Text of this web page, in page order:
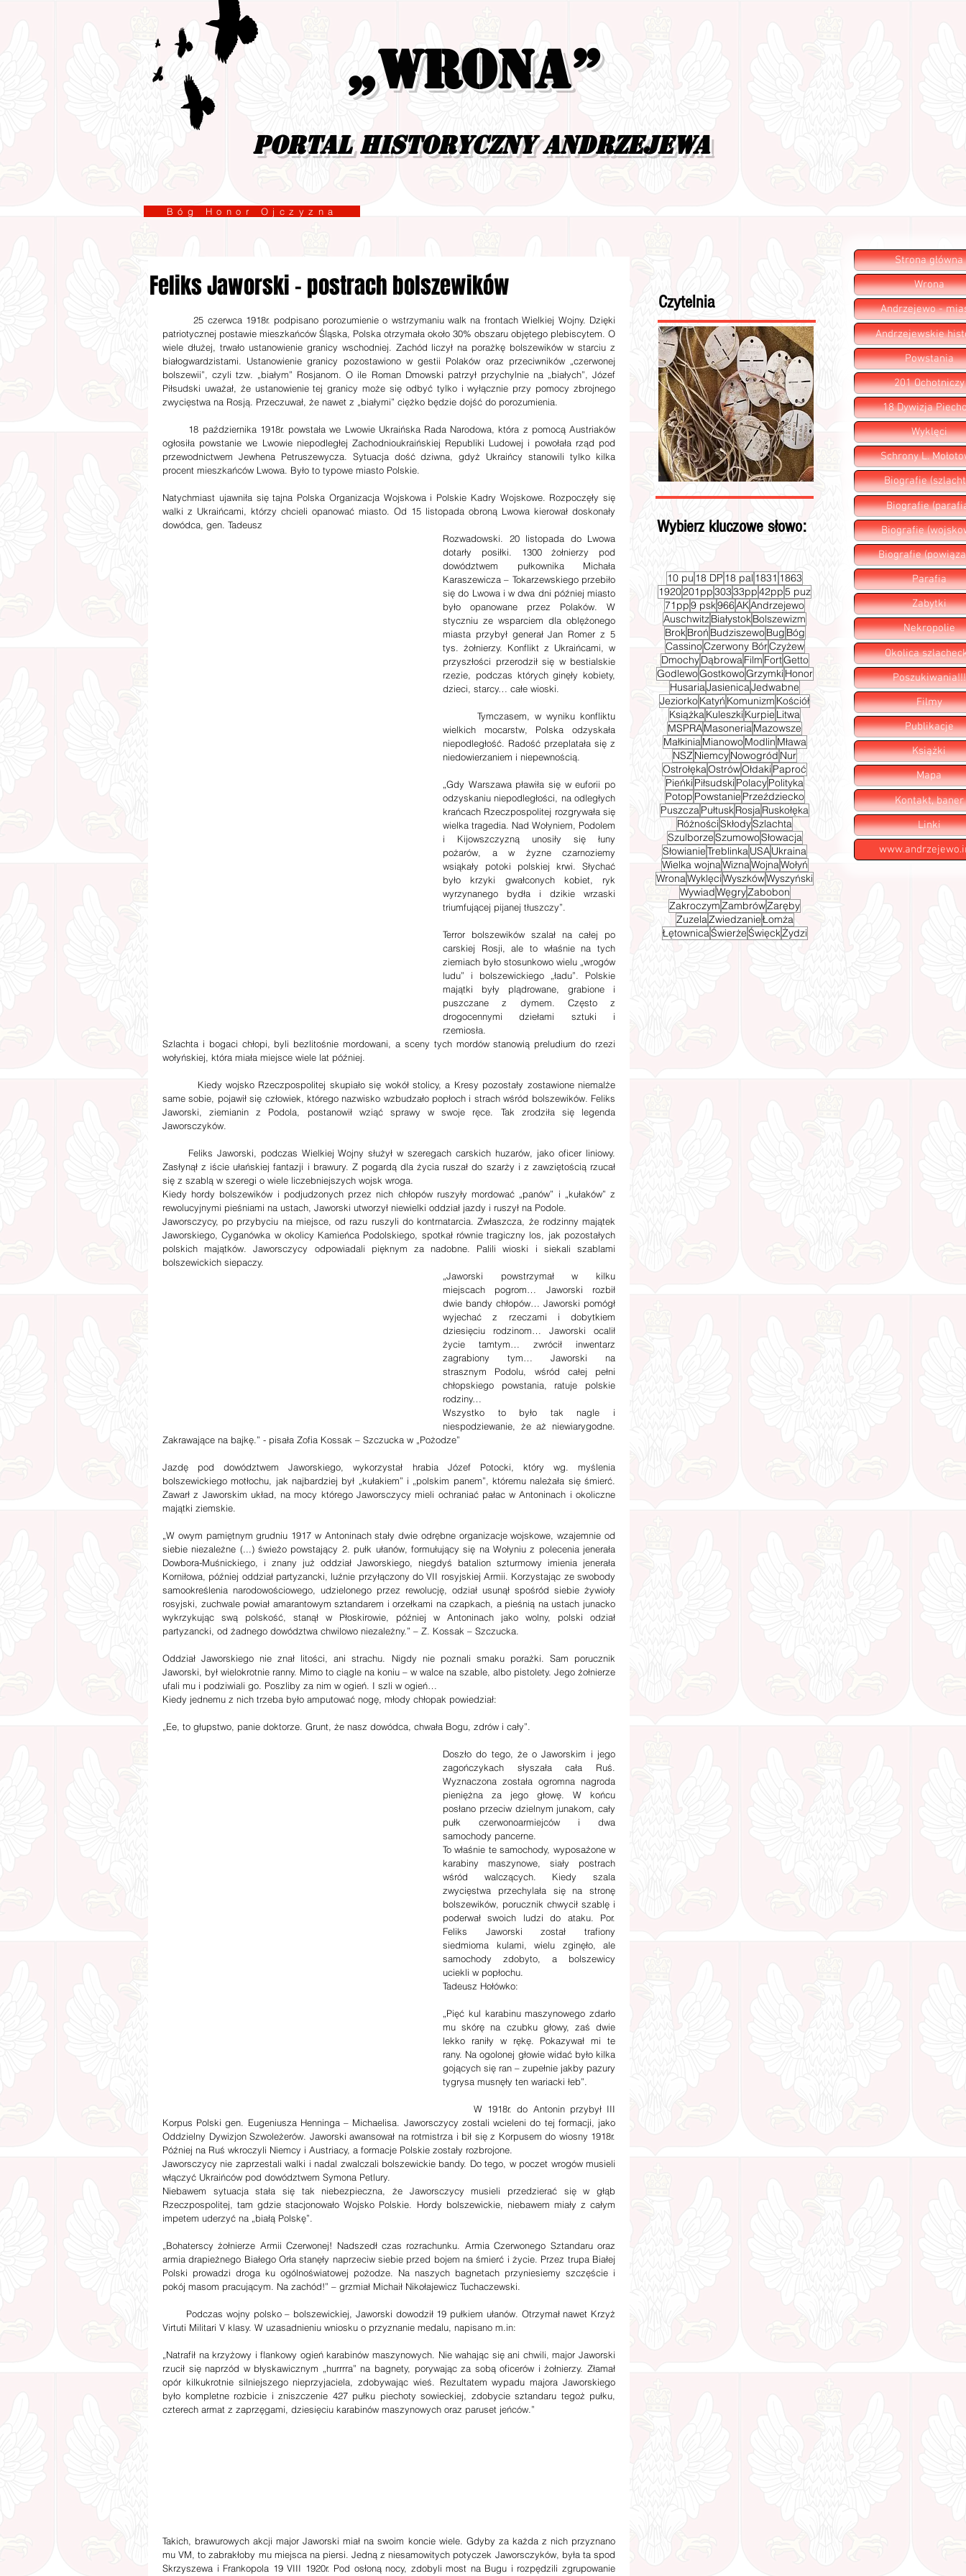
„Wrona”
portal historyczny Andrzejewa
Bóg Honor Ojczyzna
Feliks Jaworski - postrach bolszewików
        25 czerwca 1918r. podpisano porozumienie o wstrzymaniu walk na frontach Wielkiej Wojny. Dzięki
patriotycznej postawie mieszkańców Śląska, Polska otrzymała około 30% obszaru objętego plebiscytem. O
wiele dłużej, trwało ustanowienie granicy wschodniej. Zachód liczył na porażkę bolszewików w starciu z
białogwardzistami. Ustanowienie granicy pozostawiono w gestii Polaków oraz przeciwników „czerwonej
bolszewii”, czyli tzw. „białym” Rosjanom. O ile Roman Dmowski patrzył przychylnie na „białych”, Józef
Piłsudski uważał, że ustanowienie tej granicy może się odbyć tylko i wyłącznie przy pomocy zbrojnego
zwycięstwa na Rosją. Przeczuwał, że nawet z „białymi” ciężko będzie dojść do porozumienia.
ogłosiła powstanie we Lwowie niepodległej Zachodnioukraińskiej Republiki Ludowej i powołała rząd pod
przewodnictwem Jewhena Petruszewycza. Sytuacja dość dziwna, gdyż Ukraińcy stanowili tylko kilka
procent mieszkańców Lwowa. Było to typowe miasto Polskie.
Natychmiast ujawniła się tajna Polska Organizacja Wojskowa i Polskie Kadry Wojskowe. Rozpoczęły się
walki z Ukraińcami, którzy chcieli opanować miasto. Od 15 listopada obroną Lwowa kierował doskonały
dowódca, gen. Tadeusz
Rozwadowski. 20 listopada do Lwowa
dotarły posiłki. 1300 żołnierzy pod
dowództwem pułkownika Michała
Karaszewicza – Tokarzewskiego przebiło
się do Lwowa i w dwa dni później miasto
było opanowane przez Polaków. W
styczniu ze wsparciem dla oblężonego
miasta przybył generał Jan Romer z 5
tys. żołnierzy. Konflikt z Ukraińcami, w
przyszłości przerodził się w bestialskie
rzezie, podczas których ginęły kobiety,
dzieci, starcy… całe wioski.
       Tymczasem, w wyniku konfliktu
wielkich mocarstw, Polska odzyskała
niepodległość. Radość przeplatała się z
niedowierzaniem i niepewnością.
„Gdy Warszawa pławiła się w euforii po
odzyskaniu niepodległości, na odległych
krańcach Rzeczpospolitej rozgrywała się
wielka tragedia. Nad Wołyniem, Podolem
i Kijowszczyzną unosiły się łuny
pożarów, a w żyzne czarnoziemy
wsiąkały potoki polskiej krwi. Słychać
było krzyki gwałconych kobiet, ryk
wyrzynanego bydła i dzikie wrzaski
triumfującej pijanej tłuszczy”.
Terror bolszewików szalał na całej po
carskiej Rosji, ale to właśnie na tych
ziemiach było stosunkowo wielu „wrogów
ludu” i bolszewickiego „ładu”. Polskie
majątki były plądrowane, grabione i
puszczane z dymem. Często z
drogocennymi dziełami sztuki i
rzemiosła.
Szlachta i bogaci chłopi, byli bezlitośnie mordowani, a sceny tych mordów stanowią preludium do rzezi
wołyńskiej, która miała miejsce wiele lat później.
same sobie, pojawił się człowiek, którego nazwisko wzbudzało popłoch i strach wśród bolszewików. Feliks
Jaworski, ziemianin z Podola, postanowił wziąć sprawy w swoje ręce. Tak zrodziła się legenda
Jaworsczyków.
Zasłynął z iście ułańskiej fantazji i brawury. Z pogardą dla życia ruszał do szarży i z zawziętością rzucał
się z szablą w szeregi o wiele liczebniejszych wojsk wroga.
Kiedy hordy bolszewików i podjudzonych przez nich chłopów ruszyły mordować „panów” i „kułaków” z
rewolucyjnymi pieśniami na ustach, Jaworski utworzył niewielki oddział jazdy i ruszył na Podole.
Jaworsczycy, po przybyciu na miejsce, od razu ruszyli do kontrnatarcia. Zwłaszcza, że rodzinny majątek
Jaworskiego, Cyganówka w okolicy Kamieńca Podolskiego, spotkał równie tragiczny los, jak pozostałych
polskich majątków. Jaworsczycy odpowiadali pięknym za nadobne. Palili wioski i siekali szablami
bolszewickich siepaczy.
„Jaworski powstrzymał w kilku
miejscach pogrom… Jaworski rozbił
dwie bandy chłopów… Jaworski pomógł
wyjechać z rzeczami i dobytkiem
dziesięciu rodzinom… Jaworski ocalił
życie tamtym… zwrócił inwentarz
zagrabiony tym… Jaworski na
strasznym Podolu, wśród całej pełni
chłopskiego powstania, ratuje polskie
rodziny…
Wszystko to było tak nagle i
niespodziewanie, że aż niewiarygodne.
Zakrawające na bajkę.” - pisała Zofia Kossak – Szczucka w „Pożodze”
Jazdę pod dowództwem Jaworskiego, wykorzystał hrabia Józef Potocki, który wg. myślenia
bolszewickiego motłochu, jak najbardziej był „kułakiem” i „polskim panem”, któremu należała się śmierć.
Zawarł z Jaworskim układ, na mocy którego Jaworsczycy mieli ochraniać pałac w Antoninach i okoliczne
majątki ziemskie.
„W owym pamiętnym grudniu 1917 w Antoninach stały dwie odrębne organizacje wojskowe, wzajemnie od
siebie niezależne (...) świeżo powstający 2. pułk ułanów, formułujący się na Wołyniu z polecenia jenerała
Dowbora-Muśnickiego, i znany już oddział Jaworskiego, niegdyś batalion szturmowy imienia jenerała
Korniłowa, później oddział partyzancki, luźnie przyłączony do VII rosyjskiej Armii. Korzystając ze swobody
samookreślenia narodowościowego, udzielonego przez rewolucję, odział usunął spośród siebie żywioły
rosyjski, zuchwale powiał amarantowym sztandarem i orzełkami na czapkach, a pieśnią na ustach junacko
wykrzykując swą polskość, stanął w Płoskirowie, później w Antoninach jako wolny, polski odział
partyzancki, od żadnego dowództwa chwilowo niezależny.” – Z. Kossak – Szczucka.
Oddział Jaworskiego nie znał litości, ani strachu. Nigdy nie poznali smaku porażki. Sam porucznik
Jaworski, był wielokrotnie ranny. Mimo to ciągle na koniu – w walce na szable, albo pistolety. Jego żołnierze
ufali mu i podziwiali go. Poszliby za nim w ogień. I szli w ogień…
Kiedy jednemu z nich trzeba było amputować nogę, młody chłopak powiedział:
„Ee, to głupstwo, panie doktorze. Grunt, że nasz dowódca, chwała Bogu, zdrów i cały”.
Doszło do tego, że o Jaworskim i jego
zagończykach słyszała cała Ruś.
Wyznaczona została ogromna nagroda
pieniężna za jego głowę. W końcu
posłano przeciw dzielnym junakom, cały
pułk czerwonoarmiejców i dwa
samochody pancerne.
To właśnie te samochody, wyposażone w
karabiny maszynowe, siały postrach
wśród walczących. Kiedy szala
zwycięstwa przechylała się na stronę
bolszewików, porucznik chwycił szablę i
poderwał swoich ludzi do ataku. Por.
Feliks Jaworski został trafiony
siedmioma kulami, wielu zginęło, ale
samochody zdobyto, a bolszewicy
uciekli w popłochu.
Tadeusz Hołówko:
„Pięć kul karabinu maszynowego zdarło
mu skórę na czubku głowy, zaś dwie
lekko raniły w rękę. Pokazywał mi te
rany. Na ogolonej głowie widać było kilka
gojących się ran – zupełnie jakby pazury
tygrysa musnęły ten wariacki łeb”.
      W 1918r. do Antonin przybył III
Korpus Polski gen. Eugeniusza Henninga – Michaelisa. Jaworsczycy zostali wcieleni do tej formacji, jako
Oddzielny Dywizjon Szwoleżerów. Jaworski awansował na rotmistrza i bił się z Korpusem do wiosny 1918r.
Później na Ruś wkroczyli Niemcy i Austriacy, a formacje Polskie zostały rozbrojone.
Jaworsczycy nie zaprzestali walki i nadal zwalczali bolszewickie bandy. Do tego, w poczet wrogów musieli
włączyć Ukraińców pod dowództwem Symona Petlury.
Niebawem sytuacja stała się tak niebezpieczna, że Jaworsczycy musieli przedzierać się w głąb
Rzeczpospolitej, tam gdzie stacjonowało Wojsko Polskie. Hordy bolszewickie, niebawem miały z całym
impetem uderzyć na „białą Polskę”.
„Bohaterscy żołnierze Armii Czerwonej! Nadszedł czas rozrachunku. Armia Czerwonego Sztandaru oraz
armia drapieżnego Białego Orła stanęły naprzeciw siebie przed bojem na śmierć i życie. Przez trupa Białej
Polski prowadzi droga ku ogólnoświatowej pożodze. Na naszych bagnetach przyniesiemy szczęście i
pokój masom pracującym. Na zachód!” – grzmiał Michaił Nikołajewicz Tuchaczewski.
Virtuti Militari V klasy. W uzasadnieniu wniosku o przyznanie medalu, napisano m.in:
„Natrafił na krzyżowy i flankowy ogień karabinów maszynowych. Nie wahając się ani chwili, major Jaworski
rzucił się naprzód w błyskawicznym „hurrrra” na bagnety, porywając za sobą oficerów i żołnierzy. Złamał
opór kilkukrotnie silniejszego nieprzyjaciela, zdobywając wieś. Rezultatem wypadu majora Jaworskiego
było kompletne rozbicie i zniszczenie 427 pułku piechoty sowieckiej, zdobycie sztandaru tegoż pułku,
czterech armat z zaprzęgami, dziesięciu karabinów maszynowych oraz paruset jeńców.”
Takich, brawurowych akcji major Jaworski miał na swoim koncie wiele. Gdyby za każda z nich przyznano
mu VM, to zabrakłoby mu miejsca na piersi. Jedną z niesamowitych potyczek Jaworsczyków, była ta spod
Skrzyszewa i Frankopola 19 VIII 1920r. Pod osłoną nocy, zdobyli most na Bugu i rozpędzili zgrupowanie
Czytelnia
Wybierz kluczowe słowo:
10 pu 18 DP 18 pal 1831 1863
1920201pp30333pp42pp5 puz
71pp9 psk966AKAndrzejewo
AuschwitzBiałystokBolszewizm
BrokBroń BudziszewoBug Bóg
CassinoCzerwony BórCzyżew
DmochyDąbrowaFilm FortGetto
GodlewoGostkowoGrzymki Honor
HusariaJasienicaJedwabne
JeziorkoKatyń Komunizm Kościół
KsiążkaKuleszki Kurpie Litwa
MSPRAMasoneriaMazowsze
MałkiniaMianowoModlin Mława
NSZ NiemcyNowogród Nur
OstrołękaOstrówOłdaki Paproć
Pieńki Piłsudski PolacyPolityka
Potop Powstanie Przeździecko
PuszczaPułtuskRosjaRuskołęka
RóżnościSkłodySzlachta
SzulborzeSzumowoSłowacja
SłowianieTreblinkaUSAUkraina
Wielka wojnaWiznaWojnaWołyń
WronaWyklęciWyszkówWyszyński
WywiadWęgryZabobon
ZakroczymZambrówZaręby
ZuzelaZwiedzanieŁomża
ŁętownicaŚwierżeŚwięckŻydzi
Strona główna
Wrona
Andrzejewo -
Andrzejewskie
Powstania
201 Ochotniczy
18 Dywizja
Wyklęci
Schrony L.
Biografie
Biografie
Biografie
Biografie
Parafia
Zabytki
Nekropolie
Okolica
Poszukiwania!!!
Filmy
Publikacje
Książki
Mapa
Kontakt, baner
Linki